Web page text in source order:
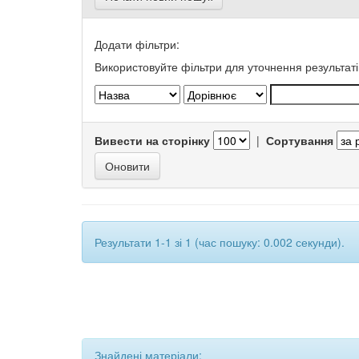
Додати фільтри:
Використовуйте фільтри для уточнення
Вивести на сторінку | Сортування
Результати 1-1 зі 1 (час пошуку: 0.002 секунди).
Знайдені матеріали: